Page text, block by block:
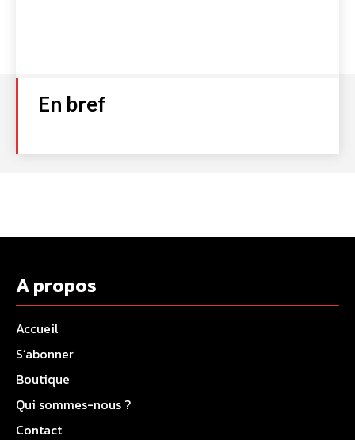
En bref
A propos
Accueil
S’abonner
Boutique
Qui sommes-nous ?
Contact